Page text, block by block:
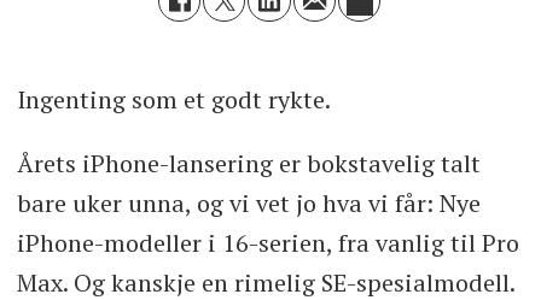
Ingenting som et godt rykte.
Årets iPhone-lansering er bokstavelig talt
bare uker unna, og vi vet jo hva vi får: Nye
iPhone-modeller i 16-serien, fra vanlig til Pro
Max. Og kanskje en rimelig SE-spesialmodell.